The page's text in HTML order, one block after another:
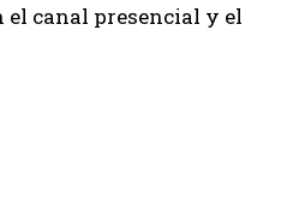
el canal presencial y el